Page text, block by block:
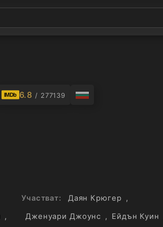
IMDb 6.8 / 277139
,
Участват: Даян Крюгер
,
Дженуари Джоунс , Ейдън Куин